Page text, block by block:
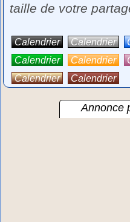
taille de votre
Calendrier Calendrier
Calendrier
Calendrier
Calendrier
Calendrier
Annonce